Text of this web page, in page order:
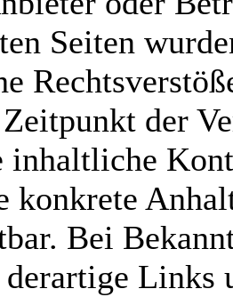
Seiten
der
inhaltliche
konkrete
Bei
Links